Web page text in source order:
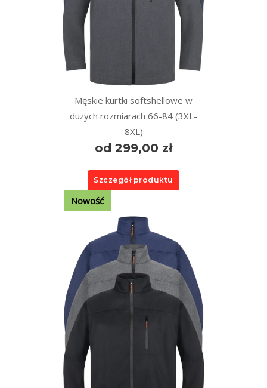
Męskie kurtki softshellowe w
dużych rozmiarach 66-84 (3XL-
8XL)
od 299,00 zł
Szczegół produktu
Nowość